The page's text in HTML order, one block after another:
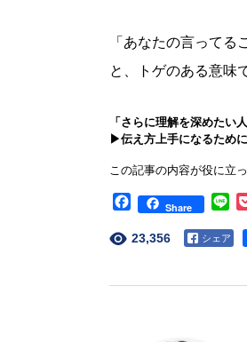
「あなたの言ってる
と、トゲのある意味
「さらに理解を深めたい
▶︎伝え方上手になるため
この記事の内容が役に立
Facebook
Share
23,356 Facebook